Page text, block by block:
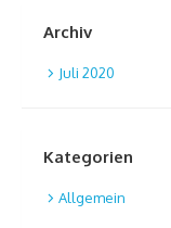
Archiv
Juli 2020
Kategorien
Allgemein